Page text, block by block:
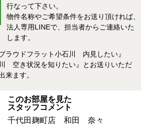
行なって下さい。
物件名称やご希望条件をお送り頂ければ、
法人専用LINEで、担当者からご連絡いた
します。
ラウドフラット小石川 内見したい』
空き状況を知りたい』とお送りいただ
来ます。
このお部屋を見た
スタッフコメント
千代田麹町店 和田 奈々